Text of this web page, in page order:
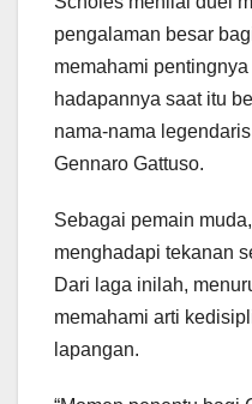
pengalaman besar
memahami
hadapannya saat itu
nama-nama
Gennaro Gattuso.
Sebagai pemain
menghadapi tekanan
Dari laga inilah,
memahami arti
lapangan.